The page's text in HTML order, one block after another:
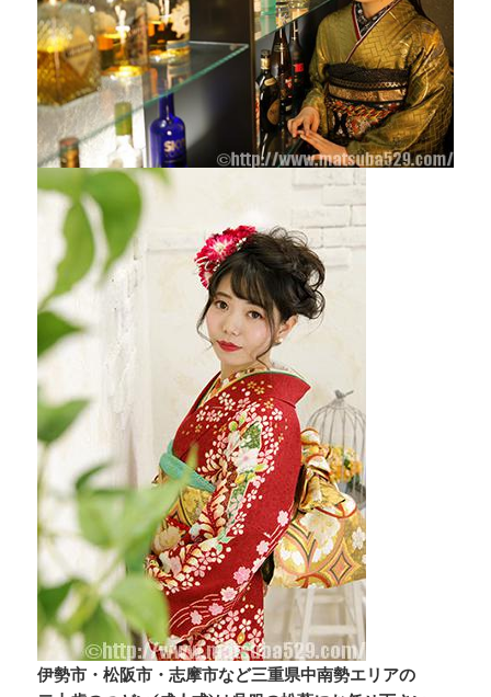
伊勢市・松阪市・志摩市など三重県中南勢エリアの